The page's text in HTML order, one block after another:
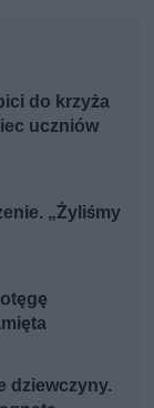
do krzyża
uczniów
„Żyliśmy
dziewczyny.